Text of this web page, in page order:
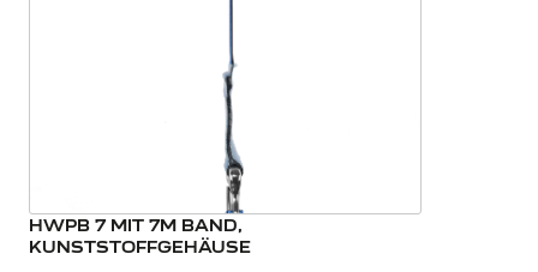
HWPB 7 MIT 7M BAND,
KUNSTSTOFFGEHÄUSE